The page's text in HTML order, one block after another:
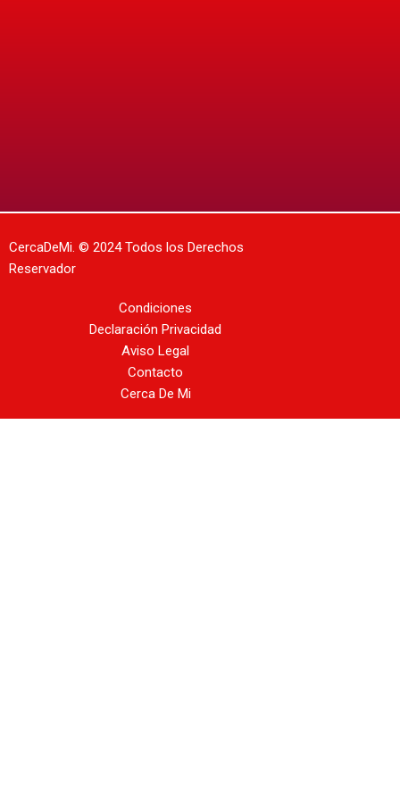
CercaDeMi. © 2024 Todos los Derechos
Reservador
Condiciones
Declaración Privacidad
Aviso Legal
Contacto
Cerca De Mi